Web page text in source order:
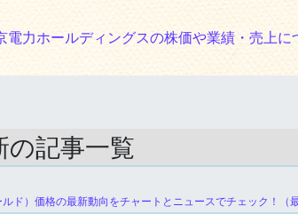
ナビゲーション
電力ホールディングスの株価や業績・売上に
の記事一覧
ド）価格の最新動向をチャートとニュースでチェック！（最